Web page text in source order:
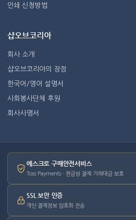
인쇄 신청방법
샵오브코리아
회사 소개
샵오브코리아의 장점
한국어/영어 설명서
사회봉사단체 후원
회사사명서
에스크로 구매안전서비스
Toss Payments · 현금성 결제 거래대금 보호
SSL 보안 인증
개인·결제정보 암호화 전송